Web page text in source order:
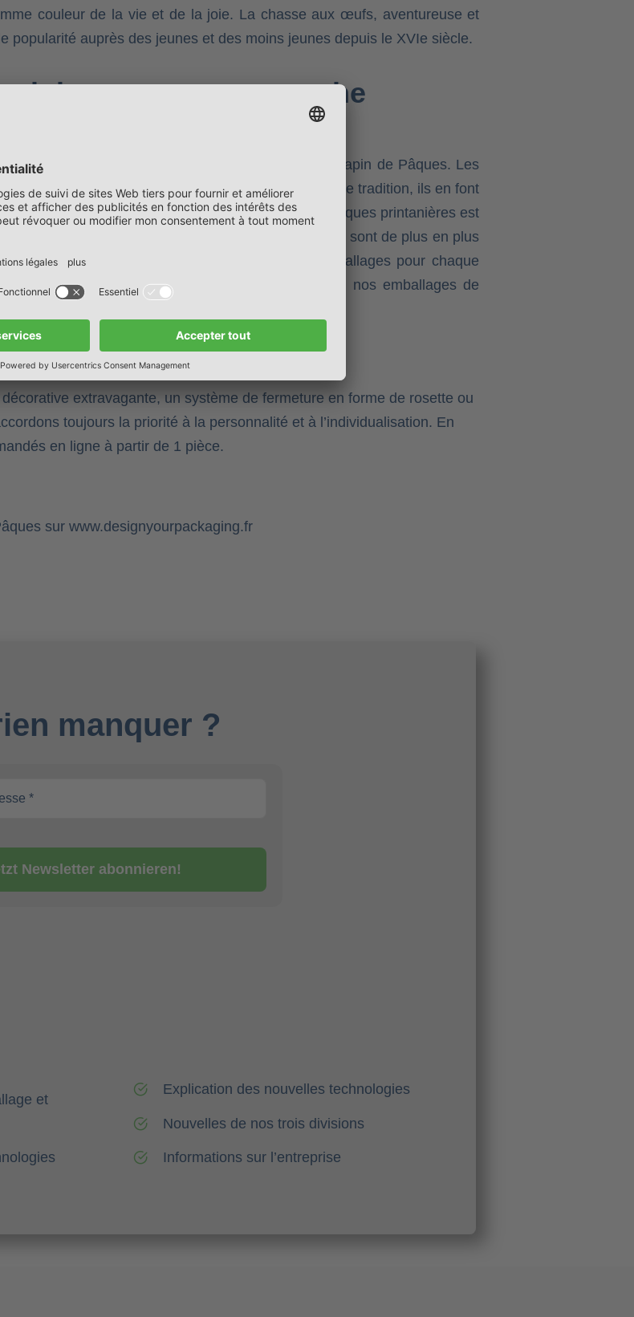
couleur de la vie et de la joie. La chasse aux œufs, aventureuse et
popularité auprès des jeunes et des moins jeunes depuis le XVIe siècle.
avec une touche
font autant partie de Pâques que les œufs du lapin de Pâques. Les
de Pâques ne sont pas seulement une question de tradition, ils en font
des idées de décoration et d’inspiration de Pâques printanières est
cadeaux aux notes particulièrement personnelles sont de plus en plus
, nous proposons des emballages pour chaque
avec un motif tendance ou une forme originale, nos emballages de
et leur style personnels.
partir d’1 pièce
extravagante, un système de fermeture en forme de rosette ou
toujours la priorité à la personnalité et à l’individualisation. En
en ligne à partir de 1 pièce.
sur www.designyourpackaging.fr
manquer ?
Newsletter abonnieren!
et
Explication des nouvelles technologies
Nouvelles de nos trois divisions
Informations sur l’entreprise